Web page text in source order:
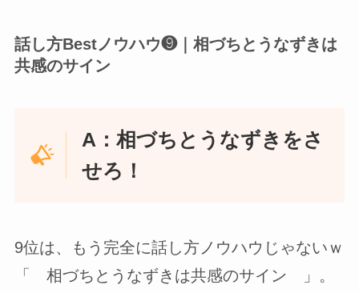
話し方Bestノウハウ❾｜相づちとうなずきは
共感のサイン
A：相づちとうなずきをさ
せろ！
9位は、もう完全に話し方ノウハウじゃないｗ
「 相づちとうなずきは共感のサイン 」。